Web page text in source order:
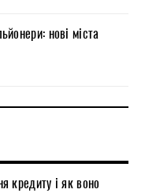
нові міста
кредиту і як воно